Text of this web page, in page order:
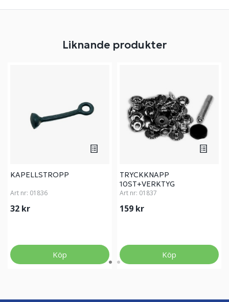
Liknande produkter
KAPELLSTROPP
Art nr: 01836
32 kr
Köp
TRYCKKNAPP
10ST+VERKTYG
Art nr: 01837
159 kr
Köp